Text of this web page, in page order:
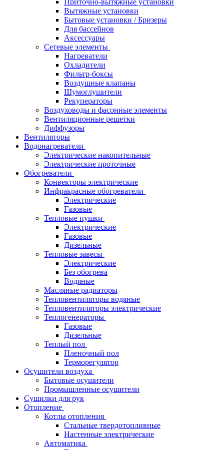
Вытяжные установки
Бытовые установки / Бризеры
Для бассейнов
Аксессуары
Сетевые элементы
Нагреватели
Охладители
Фильтр-боксы
Воздушные клапаны
Шумоглушители
Рекуператоры
Воздуховоды и фасонные элементы
Вентиляционные решетки
Диффузоры
Вентиляторы
Водонагреватели
Электрические накопительные
Электрические проточные
Обогреватели
Конвекторы электрические
Инфракрасные обогреватели
Электрические
Газовые
Тепловые пушки
Электрические
Газовые
Дизельные
Тепловые завесы
Электрические
Без обогрева
Водяные
Масляные радиаторы
Тепловентиляторы водяные
Тепловентиляторы электрические
Теплогенераторы
Газовые
Дизельные
Теплый пол
Пленочный пол
Терморегулятор
Осушители воздуха
Бытовые осушители
Промышленные осушители
Сушилки для рук
Отопление
Котлы отопления
Стальные твердотопливные
Настенные электрические
Автоматика